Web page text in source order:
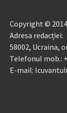
Copyright ©
Adresa redacției:
58002, Ucraina,
Telefonul mob.:
E-mail: